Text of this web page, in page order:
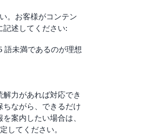
。お客様がコンテン
述してください:
語未満であるのが理想
力があれば対応でき
ながら、できるだけ
案内したい場合は、
してください。